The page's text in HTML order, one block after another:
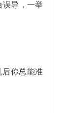
误导，一举
后你总能准